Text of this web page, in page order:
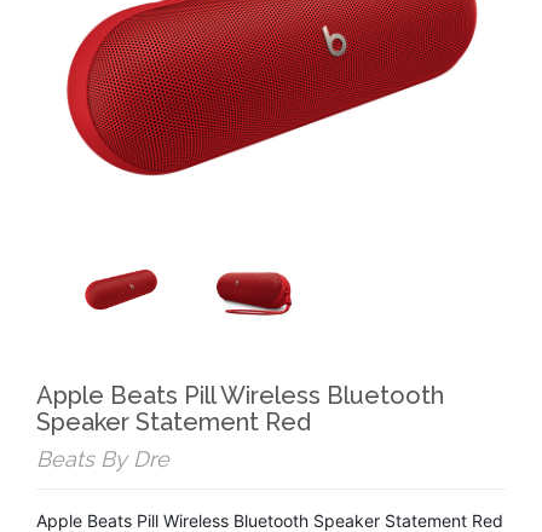
Apple Beats Pill Wireless Bluetooth
Speaker Statement Red
Beats By Dre
Apple Beats Pill Wireless Bluetooth Speaker Statement Red